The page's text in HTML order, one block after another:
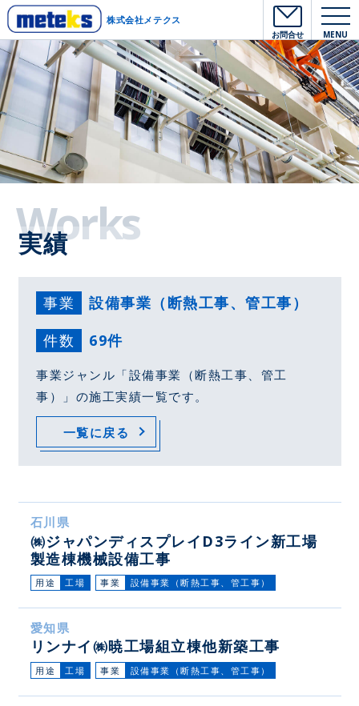
株式会社メテクス
お問合せ MENU
Works
実績
事業
設備事業（断熱工事、管工事）
件数
69件
事業ジャンル「設備事業（断熱工事、管工
事）」の施工実績一覧です。
一覧に戻る
石川県
㈱ジャパンディスプレイD3ライン新工場
製造棟機械設備工事
用途 工場 事業 設備事業（断熱工事、管工事）
愛知県
リンナイ㈱暁工場組立棟他新築工事
用途 工場 事業 設備事業（断熱工事、管工事）